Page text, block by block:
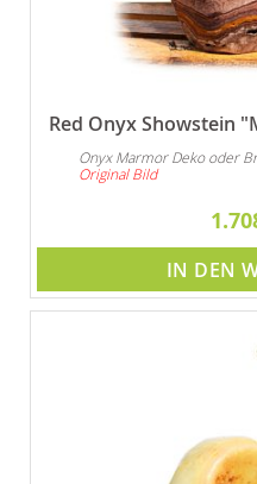
Red Onyx Showstein
Onyx Marmor Deko oder
Original Bild
IN DEN